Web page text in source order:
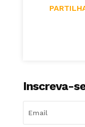
Inscreva-